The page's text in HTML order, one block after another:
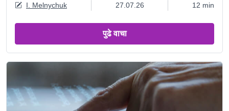
I. Melnychuk 27.07.26 12 min
पुढे वाचा